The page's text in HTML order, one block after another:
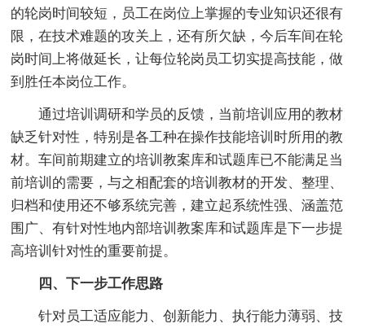
的轮岗时间较短，员工在岗位上掌握的专业知识还很有
限，在技术难题的攻关上，还有所欠缺，今后车间在轮
岗时间上将做延长，让每位轮岗员工切实提高技能，做
到胜任本岗位工作。
通过培训调研和学员的反馈，当前培训应用的教材
缺乏针对性，特别是各工种在操作技能培训时所用的教
材。车间前期建立的培训教案库和试题库已不能满足当
前培训的需要，与之相配套的培训教材的开发、整理、
归档和使用还不够系统完善，建立起系统性强、涵盖范
围广、有针对性地内部培训教案库和试题库是下一步提
高培训针对性的重要前提。
四、下一步工作思路
针对员工适应能力、创新能力、执行能力薄弱、技